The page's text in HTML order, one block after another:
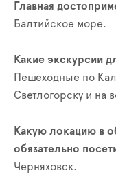
Главная
Балтийское море.
Какие экскурсии
Пешеходные по
Светлогорску и на
Какую локацию в
обязательно
Черняховск.